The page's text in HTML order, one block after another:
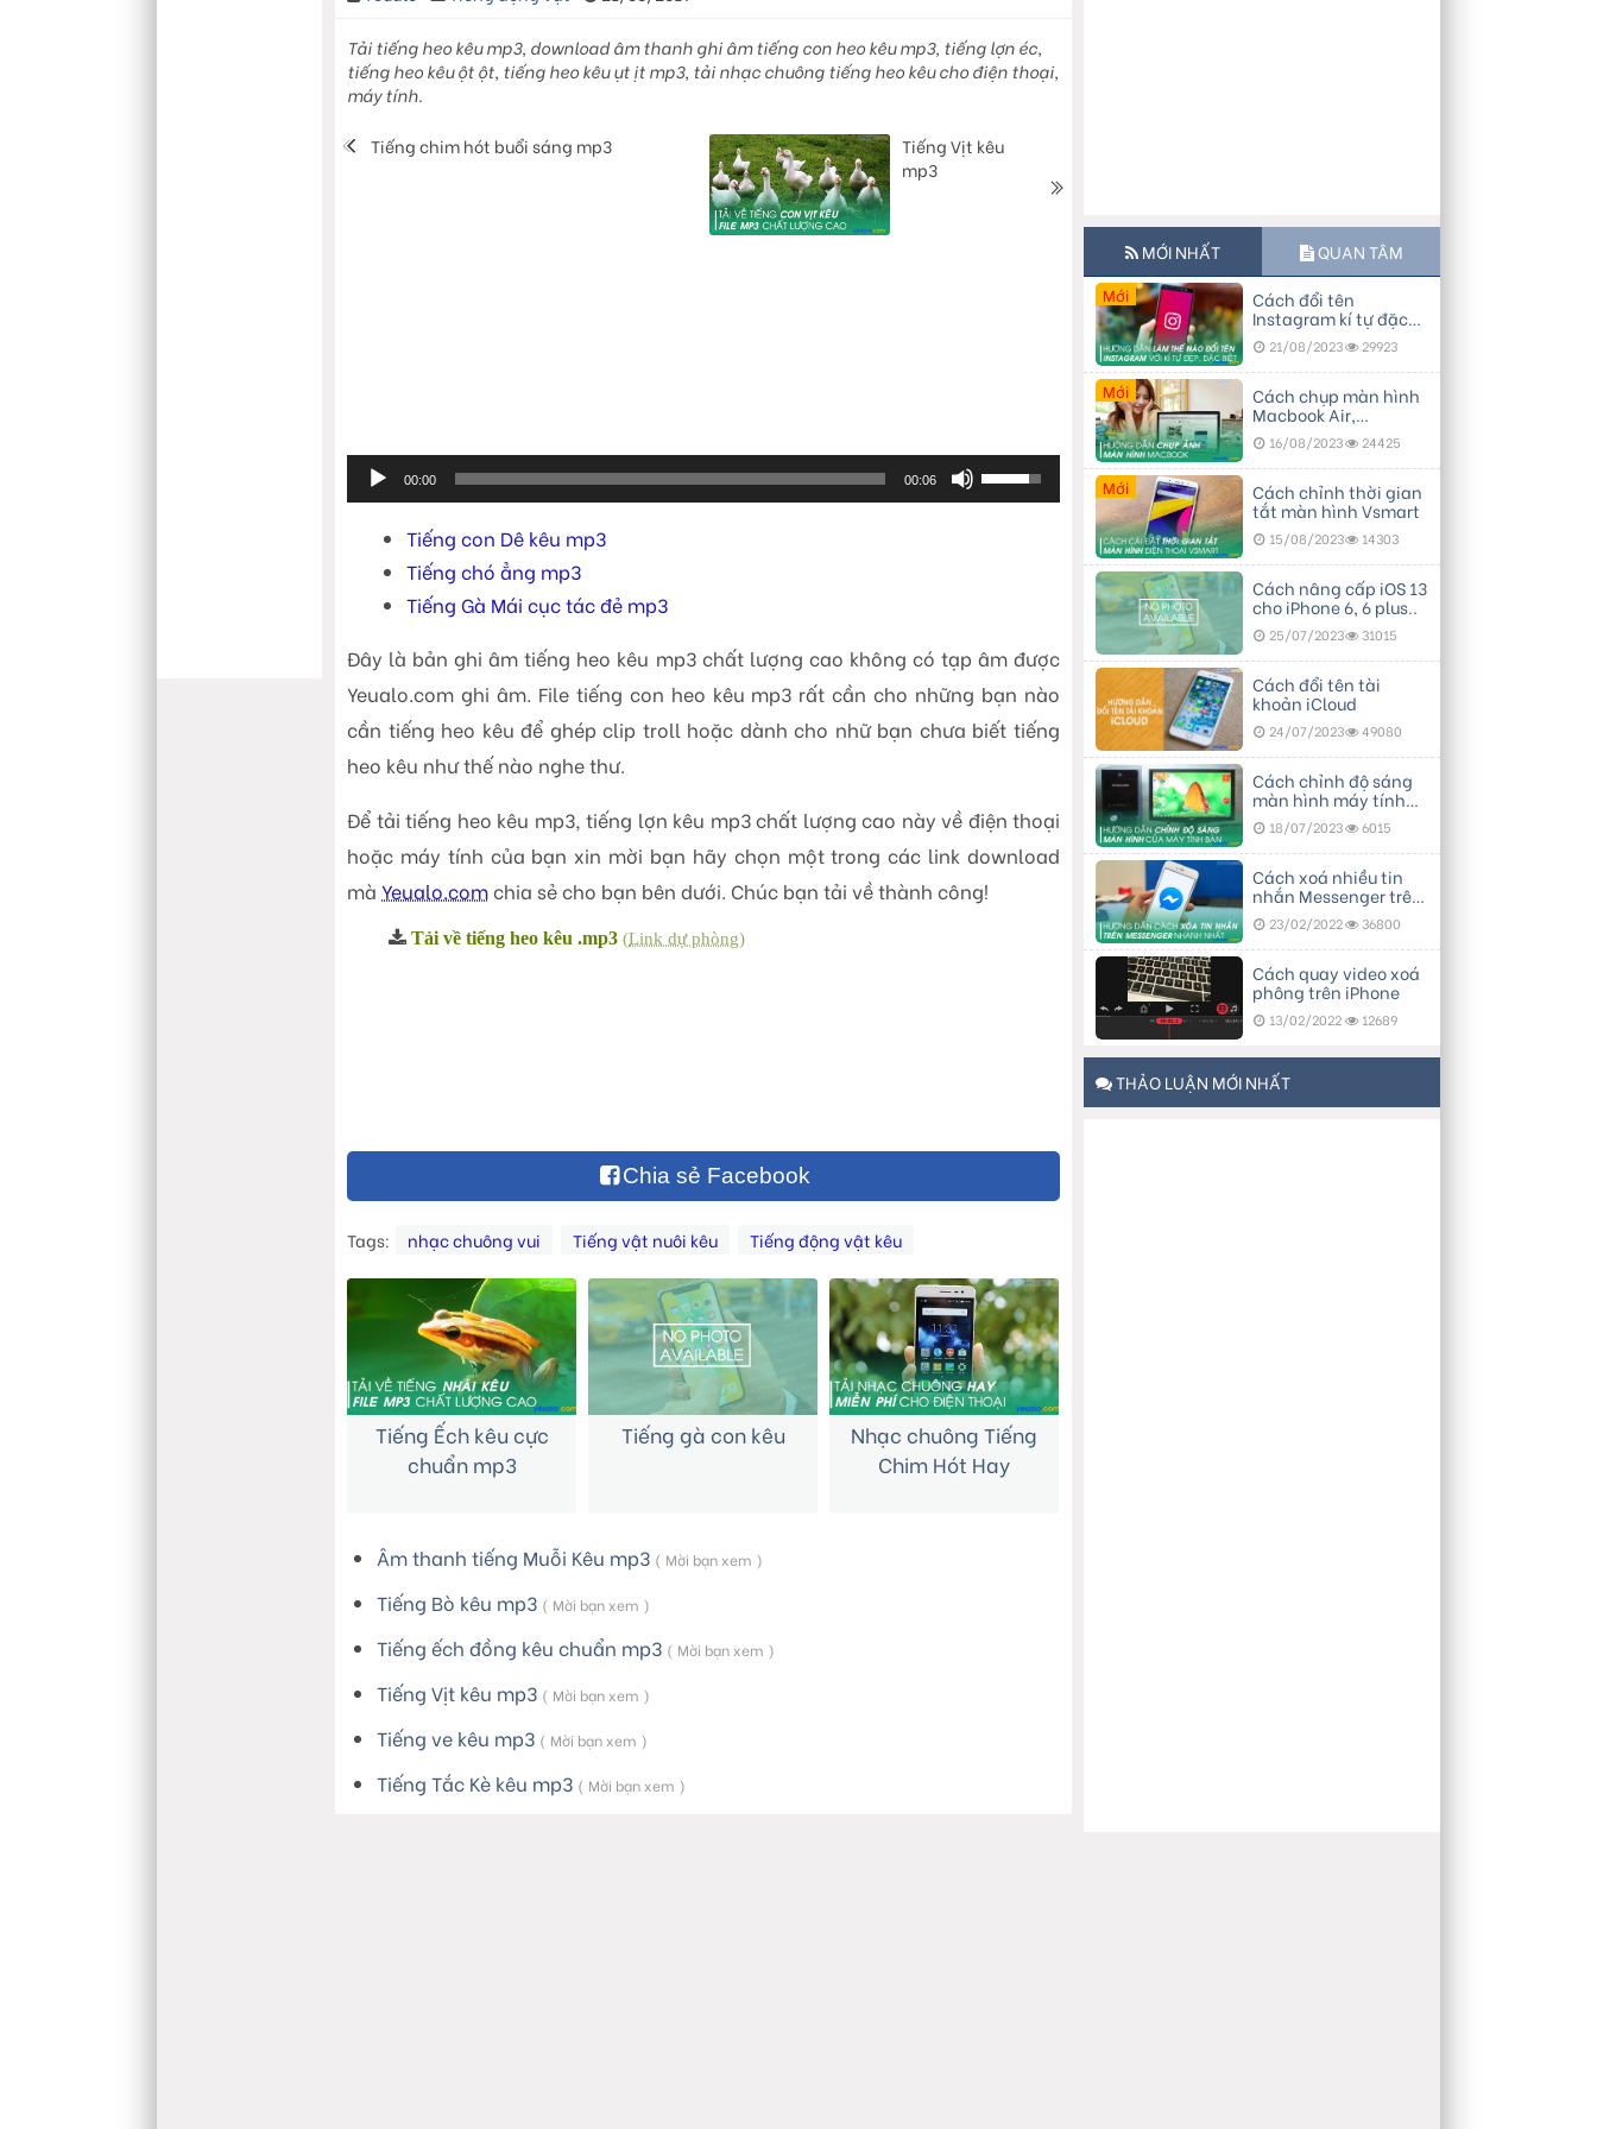
Tải tiếng heo kêu mp3, download âm thanh ghi âm tiếng con heo kêu mp3, tiếng lợn éc,
tiếng heo kêu ột ột, tiếng heo kêu ụt ịt mp3, tải nhạc chuông tiếng heo kêu cho điện thoại,
máy tính.
Tiếng chim hót buổi sáng mp3
Tiếng Vịt kêu
mp3
Trình
phát
thanh
00:00 00:06
Sử
dụng
các
mũi
Tiếng con Dê kêu mp3
Tiếng chó ẳng mp3
Tiếng Gà Mái cục tác đẻ mp3
Đây là bản ghi âm tiếng heo kêu mp3 chất lượng cao không có tạp âm được
Yeualo.com ghi âm. File tiếng con heo kêu mp3 rất cần cho những bạn nào
cần tiếng heo kêu để ghép clip troll hoặc dành cho nhữ bạn chưa biết tiếng
heo kêu như thế nào nghe thư.
Để tải tiếng heo kêu mp3, tiếng lợn kêu mp3 chất lượng cao này về điện thoại
hoặc máy tính của bạn xin mời bạn hãy chọn một trong các link download
mà Yeualo.comchia sẻ cho bạn bên dưới. Chúc bạn tải về thành công!
Tải về tiếng heo kêu .mp3 (Link dự phòng)
Chia sẻ Facebook
Tags: nhạc chuông vui Tiếng vật nuôi kêu Tiếng động vật kêu
Tiếng Ếch kêu cực
chuẩn mp3
Tiếng gà con kêu
Nhạc chuông Tiếng
Chim Hót Hay
Âm thanh tiếng Muỗi Kêu mp3 ( Mời bạn xem )
Tiếng Bò kêu mp3 ( Mời bạn xem )
Tiếng ếch đồng kêu chuẩn mp3 ( Mời bạn xem )
Tiếng Vịt kêu mp3 ( Mời bạn xem )
Tiếng ve kêu mp3 ( Mời bạn xem )
Tiếng Tắc Kè kêu mp3 ( Mời bạn xem )
MỚI NHẤT QUAN TÂM
Mới Cách đổi tên
Instagram kí tự đặc
biệt, đẹp
21/08/2023 29923
Mới Cách chụp màn hình
Macbook Air,
Macbook Pro…
16/08/2023 24425
Mới Cách chỉnh thời gian
tắt màn hình Vsmart
15/08/2023 14303
Cách nâng cấp iOS 13
cho iPhone 6, 6 plus..
25/07/2023 31015
Cách đổi tên tài
khoản iCloud
24/07/2023 49080
Cách chỉnh độ sáng
màn hình máy tính
bàn18/07/2023 6015
Cách xoá nhiều tin
nhắn Messenger trên
điện thoại
23/02/2022 36800
Cách quay video xoá
phông trên iPhone
13/02/2022 12689
THẢO LUẬN MỚI NHẤT